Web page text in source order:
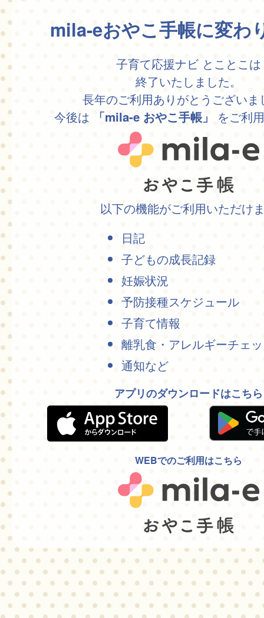
mila-eおやこ手帳に変わ
子育て応援ナビ とことこは
終了いたしました。
長年のご利用ありがとうございま
今後は
「mila-e おやこ手帳」 をご利
以下の機能がご利用いただけ
日記
子どもの成長記録
妊娠状況
予防接種スケジュール
子育て情報
離乳食・アレルギーチェ
通知など
アプリのダウンロードはこちら
WEBでのご利用はこちら